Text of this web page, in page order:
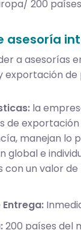
200
asesoría
a asesorías
exportación de
la
de
manejan lo
global e
con un valor de
200 países del